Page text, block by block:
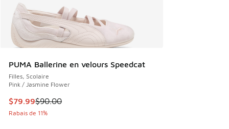
PUMA Ballerine en velours Speedcat
Filles, Scolaire
Pink / Jasmine Flower
Cet article est en solde. Le prix est passé de $90.00 à
$79.99$90.00
Rabais de 11%